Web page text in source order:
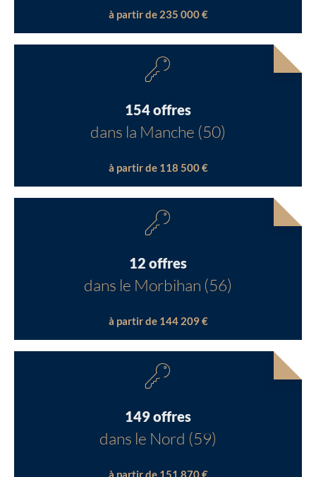
à partir de 235 000 €
154 offres
dans la Manche (50)
à partir de 118 500 €
12 offres
dans le Morbihan (56)
à partir de 144 209 €
149 offres
dans le Nord (59)
à partir de 151 870 €